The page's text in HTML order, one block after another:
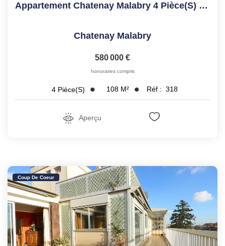
Appartement Chatenay Malabry 4 Pièce(s) 108.04 M2
Chatenay Malabry
580 000 €
honoraires compris
4 Pièce(s) 108 M² Réf : 318
Aperçu
Coup De Coeur